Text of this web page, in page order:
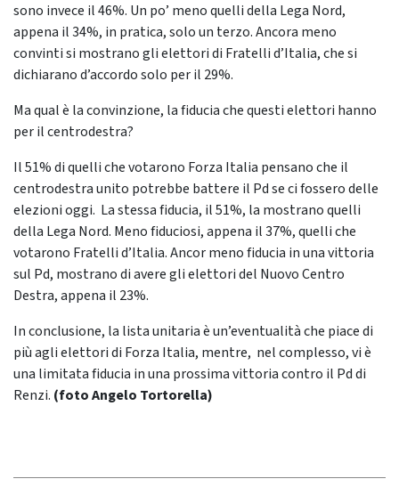
sono invece il 46%. Un po’ meno quelli della Lega Nord,
appena il 34%, in pratica, solo un terzo. Ancora meno
convinti si mostrano gli elettori di Fratelli d’Italia, che si
dichiarano d’accordo solo per il 29%.
Ma qual è la convinzione, la fiducia che questi elettori hanno
per il centrodestra?
Il 51% di quelli che votarono Forza Italia pensano che il
centrodestra unito potrebbe battere il Pd se ci fossero delle
elezioni oggi. La stessa fiducia, il 51%, la mostrano quelli
della Lega Nord. Meno fiduciosi, appena il 37%, quelli che
votarono Fratelli d’Italia. Ancor meno fiducia in una vittoria
sul Pd, mostrano di avere gli elettori del Nuovo Centro
Destra, appena il 23%.
In conclusione, la lista unitaria è un’eventualità che piace di
più agli elettori di Forza Italia, mentre, nel complesso, vi è
una limitata fiducia in una prossima vittoria contro il Pd di
Renzi. (foto Angelo Tortorella)